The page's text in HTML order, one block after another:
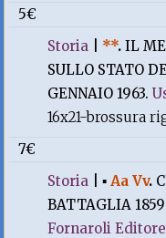
5€
Storia
**.IL
SULLO STATO
GENNAIO 1963.
16x21-brossura
7€
Storia |▪Aa Vv.
BATTAGLIA
Fornaroli Editore